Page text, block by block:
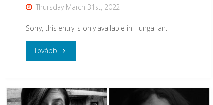
Thursday March 31st, 2022
Sorry, this entry is only available in Hungarian.
Tovább
5-